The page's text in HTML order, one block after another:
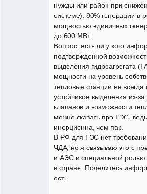
нужды или район при
системе). 80% генерации в
мощностью единичных
до 600 МВт.
Вопрос: есть ли у кого
подтвержденной
выделения гидроагрегата
мощности на уровень
тепловые станции не всегда
устойчивое выделения из-за
клапанов и возможности
можно сказать про ГЭС,
инерционна, чем пар.
В РФ для ГЭС нет
ЧДА, но я связываю это с
и АЭС и специальной
в стране. Поделитесь
есть.